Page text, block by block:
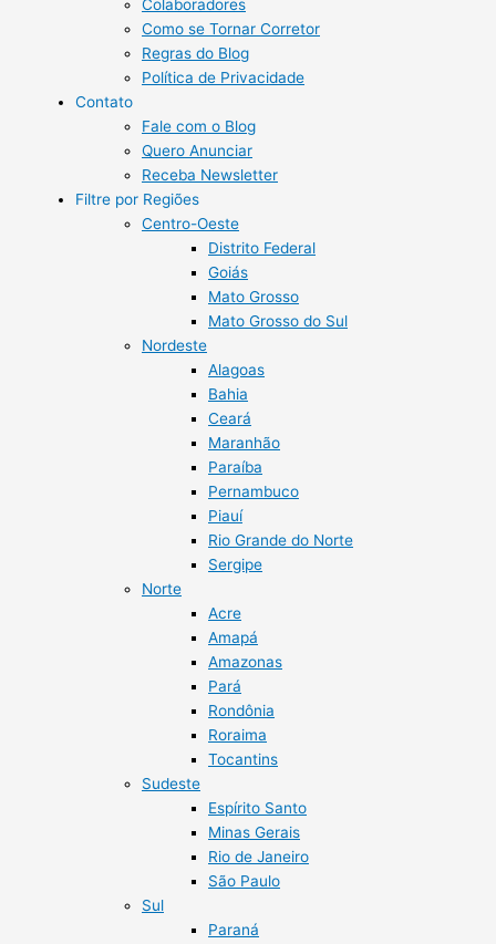
Colaboradores
Como se Tornar Corretor
Regras do Blog
Política de Privacidade
Contato
Fale com o Blog
Quero Anunciar
Receba Newsletter
Filtre por Regiões
Centro-Oeste
Distrito Federal
Goiás
Mato Grosso
Mato Grosso do Sul
Nordeste
Alagoas
Bahia
Ceará
Maranhão
Paraíba
Pernambuco
Piauí
Rio Grande do Norte
Sergipe
Norte
Acre
Amapá
Amazonas
Pará
Rondônia
Roraima
Tocantins
Sudeste
Espírito Santo
Minas Gerais
Rio de Janeiro
São Paulo
Sul
Paraná